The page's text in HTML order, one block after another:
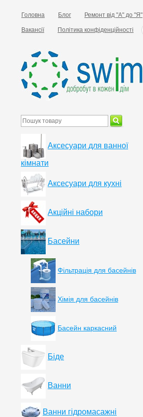
Головна Блог Ремонт від "А" до "Я"
Вакансії Політика конфіденційності
Аксесуари для ванної
кімнати
Аксесуари для кухні
Акційні набори
Басейни
Фільтрація для басейнів
Хімія для басейнів
Басейн каркасний
Біде
Ванни
Ванни гідромасажні